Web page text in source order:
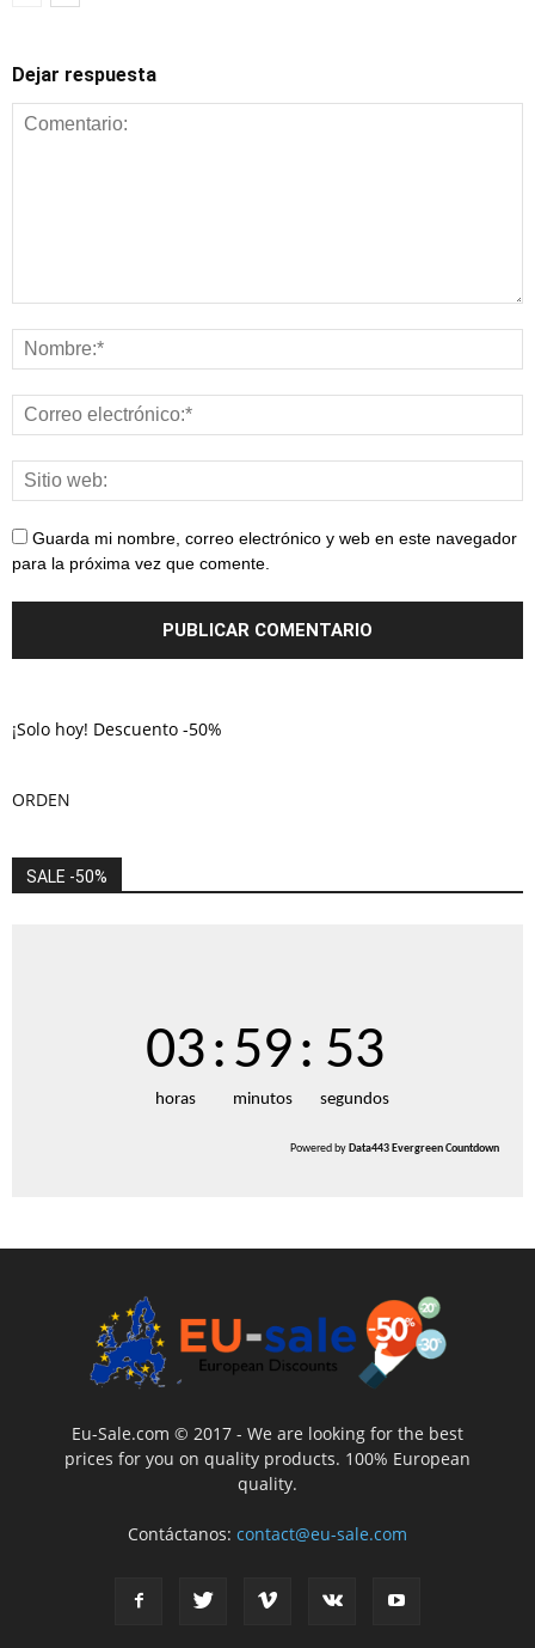
Dejar respuesta
Guarda mi nombre, correo electrónico y web en este navegador
para la próxima vez que comente.
¡Solo hoy! Descuento -50%
ORDEN
SALE -50%
03
horas
:59
minutos
: 52
segundos
Powered by Data443 Evergreen Countdown
Eu-Sale.com © 2017 - We are looking for the best
prices for you on quality products. 100% European
quality.
Contáctanos: contact@eu-sale.com